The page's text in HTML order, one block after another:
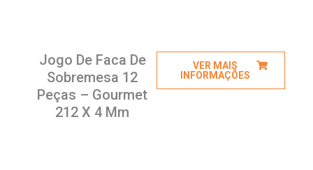
Jogo De Faca De
Sobremesa 12
Peças – Gourmet
212 X 4 Mm
VER MAIS
INFORMAÇÕES